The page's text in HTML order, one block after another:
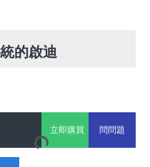
的啟迪
立即購買 問問題